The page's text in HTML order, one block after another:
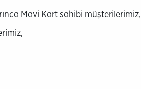
Mavi Kart sahibi müşterilerimiz,